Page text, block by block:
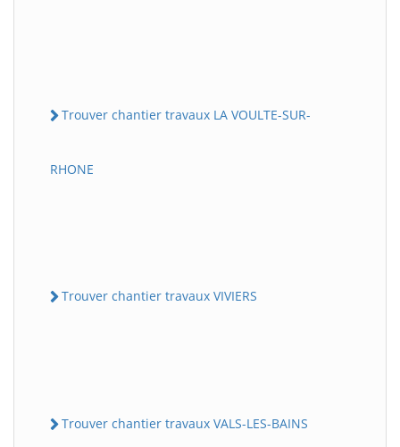
Trouver chantier travaux LA VOULTE-SUR-
RHONE
Trouver chantier travaux VIVIERS
Trouver chantier travaux VALS-LES-BAINS